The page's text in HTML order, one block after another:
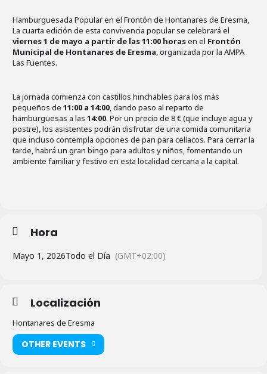
Hamburguesada Popular en el Frontón de Hontanares de Eresma,
La cuarta edición de esta convivencia popular se celebrará el
viernes 1 de mayo a partir de las 11:00 horasen el Frontón
Municipal de Hontanares de Eresma, organizada por la AMPA
Las Fuentes.
La jornada comienza con castillos hinchables para los más
pequeños de 11:00 a 14:00, dando paso al reparto de
hamburguesas a las 14:00. Por un precio de 8 € (que incluye agua y
postre), los asistentes podrán disfrutar de una comida comunitaria
que incluso contempla opciones de pan para celíacos. Para cerrar la
tarde, habrá un gran bingo para adultos y niños, fomentando un
ambiente familiar y festivo en esta localidad cercana a la capital.
Hora
Mayo 1, 2026Todo el Día (GMT+02:00)
Localización
Hontanares de Eresma
OTHER EVENTS